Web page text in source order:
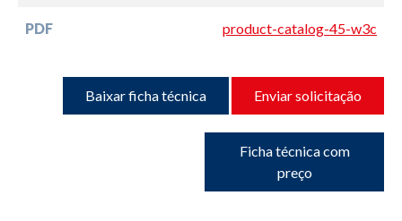
PDF product-catalog-45-w3c
Baixar ficha técnica Enviar solicitação
Ficha técnica com
preço